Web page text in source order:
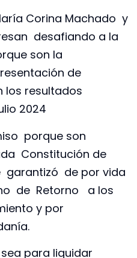
Corina Machado y
desafiando a la
son la
de
los resultados
2024
porque son
Constitución de
garantizó de por vida
de Retorno a los
y por
para liquidar